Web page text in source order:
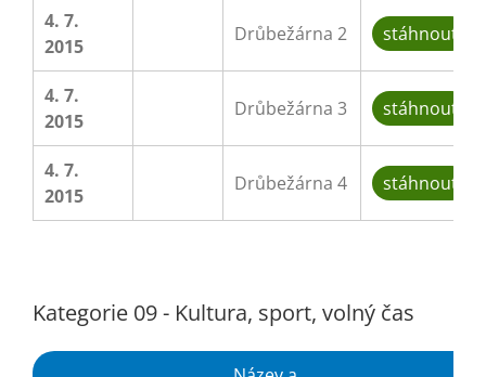
4. 7.
2015
Drůbežárna 2 stáhnout
4. 7.
2015
Drůbežárna 3 stáhnout
4. 7.
2015
Drůbežárna 4 stáhnout
Kategorie 09 - Kultura, sport, volný čas